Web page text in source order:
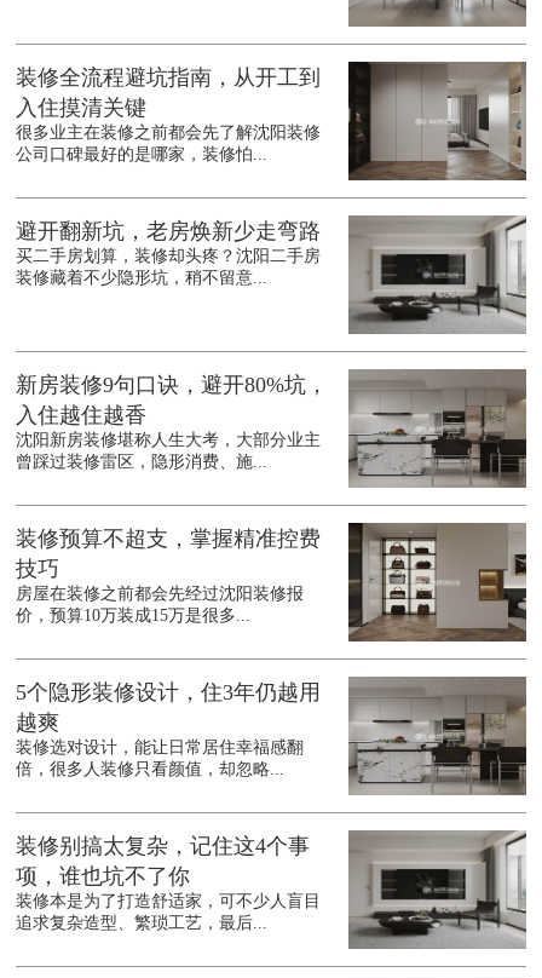
装修全流程避坑指南，从开工到
入住摸清关键
很多业主在装修之前都会先了解沈阳装修
公司口碑最好的是哪家，装修怕...
避开翻新坑，老房焕新少走弯路
买二手房划算，装修却头疼？沈阳二手房
装修藏着不少隐形坑，稍不留意...
新房装修9句口诀，避开80%坑，
入住越住越香
沈阳新房装修堪称人生大考，大部分业主
曾踩过装修雷区，隐形消费、施...
装修预算不超支，掌握精准控费
技巧
房屋在装修之前都会先经过沈阳装修报
价，预算10万装成15万是很多...
5个隐形装修设计，住3年仍越用
越爽
装修选对设计，能让日常居住幸福感翻
倍，很多人装修只看颜值，却忽略...
装修别搞太复杂，记住这4个事
项，谁也坑不了你
装修本是为了打造舒适家，可不少人盲目
追求复杂造型、繁琐工艺，最后...